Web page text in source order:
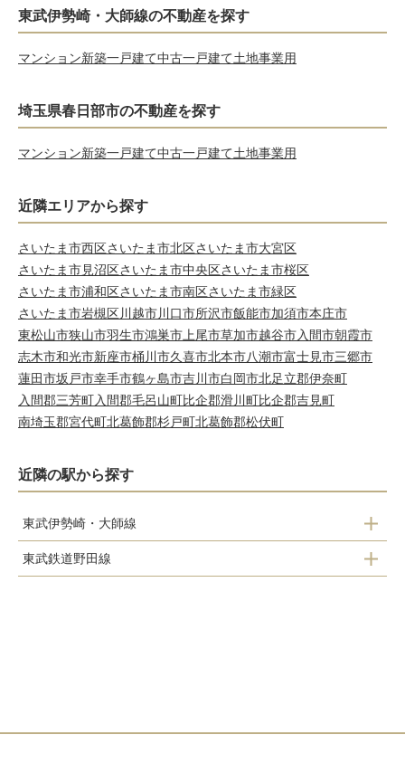
東武伊勢崎・大師線の不動産を探す
マンション新築一戸建て中古一戸建て土地事業用
埼玉県春日部市の不動産を探す
マンション新築一戸建て中古一戸建て土地事業用
近隣エリアから探す
さいたま市西区さいたま市北区さいたま市大宮区
さいたま市見沼区さいたま市中央区さいたま市桜区
さいたま市浦和区さいたま市南区さいたま市緑区
さいたま市岩槻区川越市川口市所沢市飯能市加須市本庄市
東松山市狭山市羽生市鴻巣市上尾市草加市越谷市入間市朝霞市
志木市和光市新座市桶川市久喜市北本市八潮市富士見市三郷市
蓮田市坂戸市幸手市鶴ヶ島市吉川市白岡市北足立郡伊奈町
入間郡三芳町入間郡毛呂山町比企郡滑川町比企郡吉見町
南埼玉郡宮代町北葛飾郡杉戸町北葛飾郡松伏町
近隣の駅から探す
東武伊勢崎・大師線
武里駅
東武鉄道野田線